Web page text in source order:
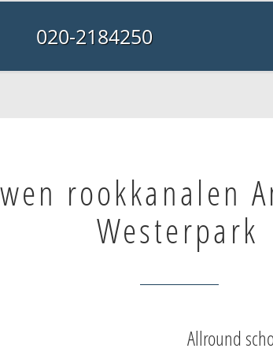
020-2184250
rookkanalen
Westerpark
Allround